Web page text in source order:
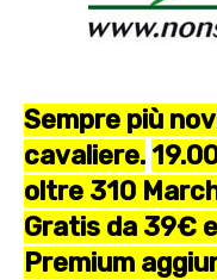
Sempre più
cavaliere.
oltre 310
Gratis da 39€
Premium